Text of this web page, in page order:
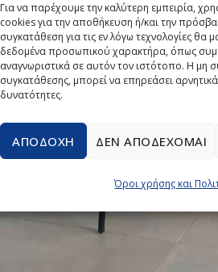
Για να παρέχουμε την καλύτερη εμπειρία,
cookies για την αποθήκευση ή/και την
συγκατάθεση για τις εν λόγω τεχνολογίες θα
δεδομένα προσωπικού χαρακτήρα, όπως
αναγνωριστικά σε αυτόν τον ιστότοπο. Η μη
συγκατάθεσης, μπορεί να επηρεάσει αρνητικά
δυνατότητες.
ΑΠΟΔΟΧΉ ΔΕΝ ΑΠΟΔΈΧΟΜΑΙ
Όροι χρήσης και